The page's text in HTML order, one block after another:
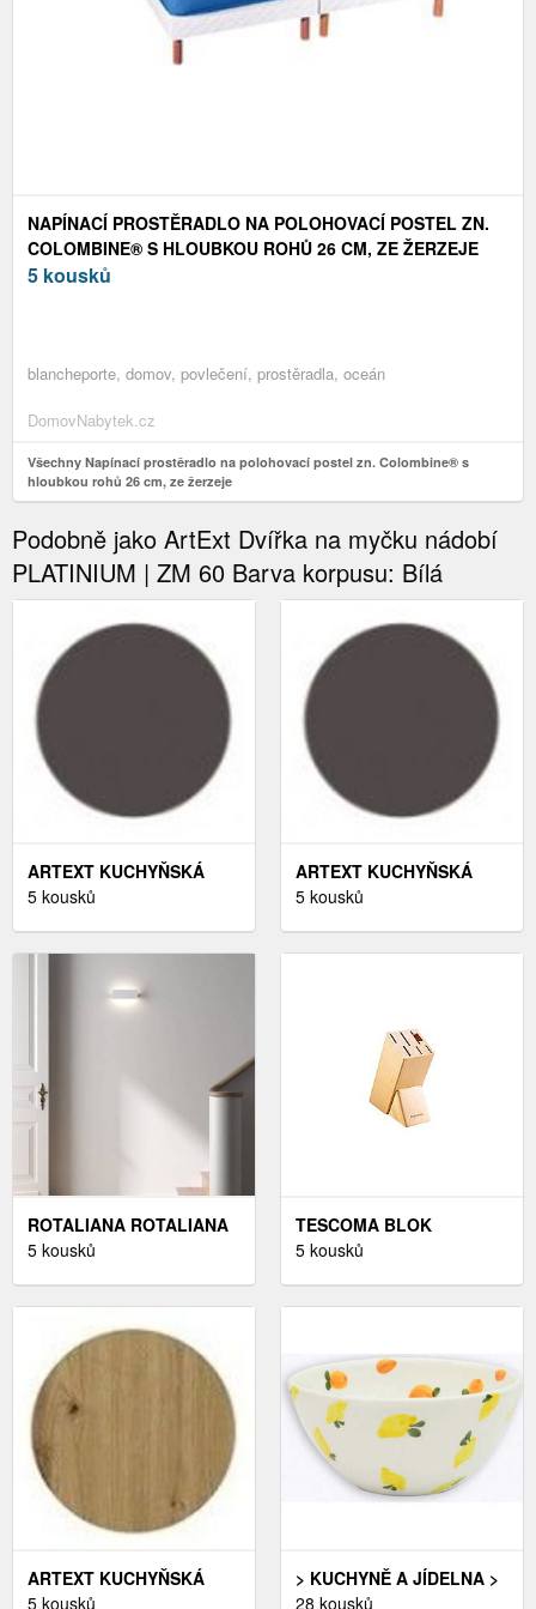
NAPÍNACÍ PROSTĚRADLO NA POLOHOVACÍ POSTEL ZN.
COLOMBINE® S HLOUBKOU ROHŮ 26 CM, ZE ŽERZEJE
5 kousků
blancheporte, domov, povlečení, prostěradla, oceán
DomovNabytek.cz
Všechny Napínací prostěradlo na polohovací postel zn. Colombine® s
hloubkou rohů 26 cm, ze žerzeje
Podobně jako ArtExt Dvířka na myčku nádobí
PLATINIUM | ZM 60 Barva korpusu: Bílá
ARTEXT KUCHYŇSKÁ
SKŘÍŇKA SPODNÍ
5 kousků
ARTEXT KUCHYŇSKÁ
SKŘÍŇKA HORNÍ BONN |
5 kousků
ROTALIANA ROTALIANA
IPE W2 LED NÁSTĚNNÉ
5 kousků
TESCOMA BLOK
NOBLESSE PRO 6 NOŽŮ,
5 kousků
ARTEXT KUCHYŇSKÁ
SKŘÍŇKA HORNÍ
5 kousků
> KUCHYNĚ A JÍDELNA >
NÁDOBÍ > STOLNÍ
28 kousků